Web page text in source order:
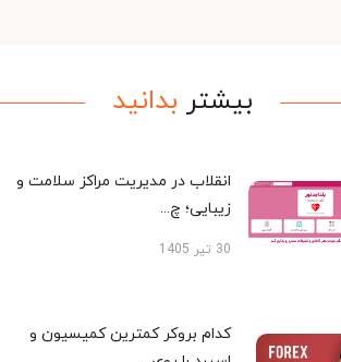
بیشتر بدانید
انقلاب در مدیریت مراکز سلامت و
زیبایی؛ چ...
30 تیر 1405
کدام بروکر کمترین کمیسیون و